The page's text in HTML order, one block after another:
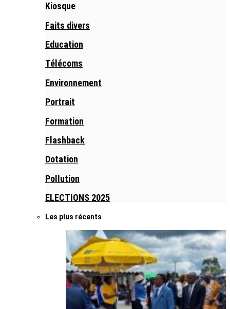
Kiosque
Faits divers
Education
Télécoms
Environnement
Portrait
Formation
Flashback
Dotation
Pollution
ELECTIONS 2025
Les plus récents